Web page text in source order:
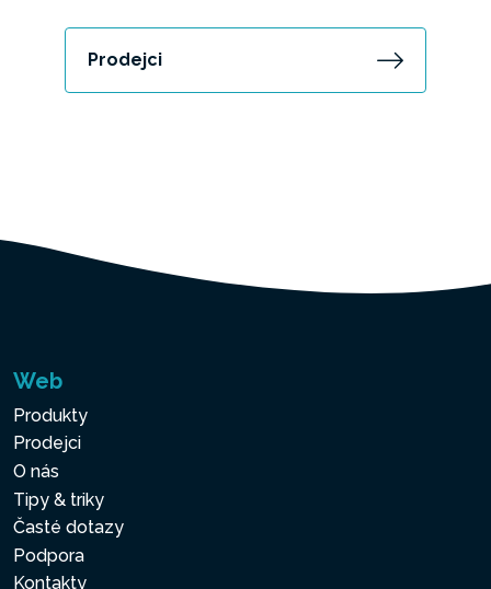
Prodejci
Web
Produkty
Prodejci
O nás
Tipy & triky
Časté dotazy
Podpora
Kontakty